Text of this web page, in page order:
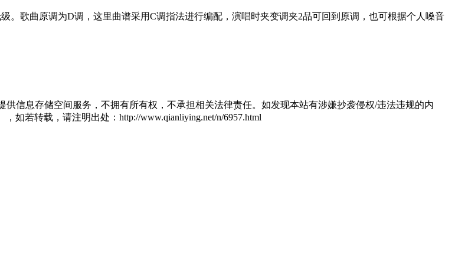
。歌曲原调为D调，这里曲谱采用C调指法进行编配，演唱时夹变调夹2品可回到原调，也可根据个人嗓音
信息存储空间服务，不拥有所有权，不承担相关法律责任。如发现本站有涉嫌抄袭侵权/违法违规的内
如若转载，请注明出处：http://www.qianliying.net/n/6957.html